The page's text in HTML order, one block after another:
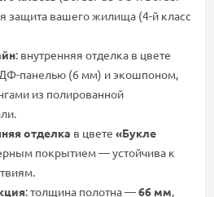
защита вашего жилища (4-й класс
: внутренняя отделка в цвете
панелью (6 мм) и экошпоном,
из полированной
отделка в цвете «Букле
покрытием — устойчива к
: толщина полотна —66 мм,